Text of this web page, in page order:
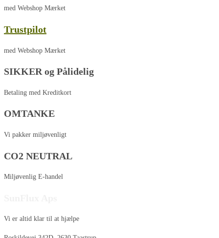
med Webshop Mærket
Trustpilot
med Webshop Mærket
SIKKER og Pålidelig
Betaling med Kreditkort
OMTANKE
Vi pakker miljøvenligt
CO2 NEUTRAL
Miljøvenlig E-handel
Vi er altid klar til at hjælpe